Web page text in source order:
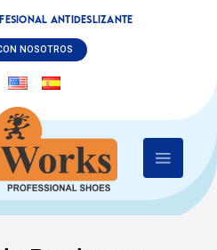
ANTIDESLIZANTE
NOSOTROS